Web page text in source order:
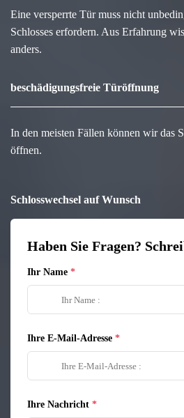
Eine versperrte Tür muss nicht
Schlosses erfordern. Aus Erfahrung
anders.
beschädigungsfreie Türöffnung
In den meisten Fällen können wir das
öffnen.
Schlosswechsel auf Wunsch
Haben Sie Fragen?
Ihr Name
Ihre E-Mail-Adresse
Ihre Nachricht